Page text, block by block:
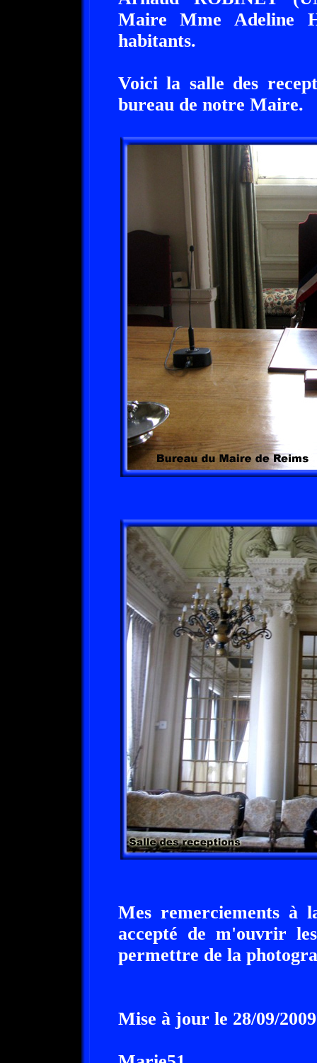
Maire Mme Adeline
habitants.
Voici la salle des
bureau de notre Maire.
Mes remerciements à
accepté de m'ouvrir
permettre de la
Mise à jour le 28/09/2009